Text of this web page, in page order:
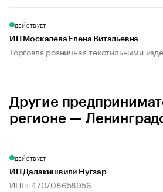
ДЕЙСТВУЕТ
ИП Москалева Елена Витальевна
Торговля розничная текстильными
Другие
регионе —
ДЕЙСТВУЕТ
ИП Далакишвили Нугзар
ИНН: 470708658956